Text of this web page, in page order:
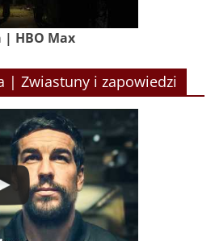
| HBO Max
| Zwiastuny i zapowiedzi